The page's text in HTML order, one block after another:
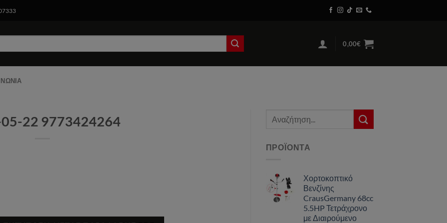
0,00€
22 9773424264
Αναζήτηση
ΠΡΟΪΌΝΤΑ
Χορτοκοπτικό
Βενζίνης
CrausGermany 68cc
5.5HP Τετράχρονο
με Διαιρούμενο
ΚΑΛΟ ΚΑΛΟΚΑΙΡΙ, ΚΑΛΕΣ ΔΙΑΚΟΠΕΣ